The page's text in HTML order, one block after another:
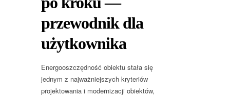
przewodnik dla
użytkownika
Energooszczędność obiektu stała się
jednym z najważniejszych kryteriów
projektowania i modernizacji obiektów,